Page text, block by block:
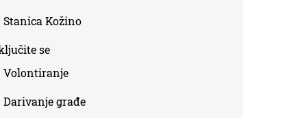
Stanica Kožino
se
Volontiranje
Darivanje građe